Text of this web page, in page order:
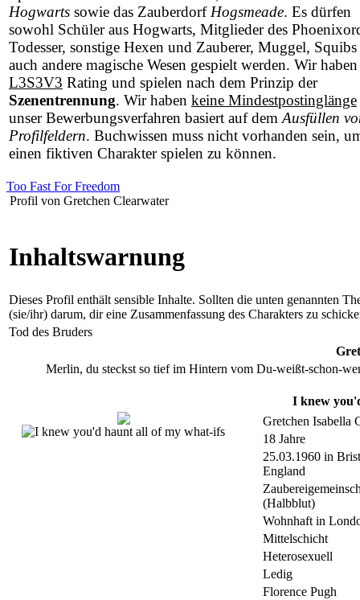
Hogwarts sowie das Zauberdorf Hogsmeade. Es dürfen
sowohl Schüler aus Hogwarts, Mitglieder des
Todesser, sonstige Hexen und Zauberer, Muggel, Squibs
auch andere magische Wesen gespielt werden. Wir
L3S3V3 Rating und spielen nach dem Prinzip der
Szenentrennung. Wir haben keine Mindestpostinglänge
unser Bewerbungsverfahren basiert auf dem Ausfüllen
Profilfeldern. Buchwissen muss nicht vorhanden sein,
einen fiktiven Charakter spielen zu können.
Too Fast For Freedom
Profil von Gretchen Clearwater
Inhaltswarnung
Dieses Profil enthält sensible Inhalte. Sollten die unten genannten
(sie/ihr) darum, dir eine Zusammenfassung des Charakters zu
Tod des Bruders
Merlin, du steckst so tief im Hintern vom Du-weißt-schon-
I knew
Gretchen Isabella
18 Jahre
25.03.1960 in
England
(Halbblut)
Wohnhaft in
Mittelschicht
Heterosexuell
Ledig
Florence Pugh